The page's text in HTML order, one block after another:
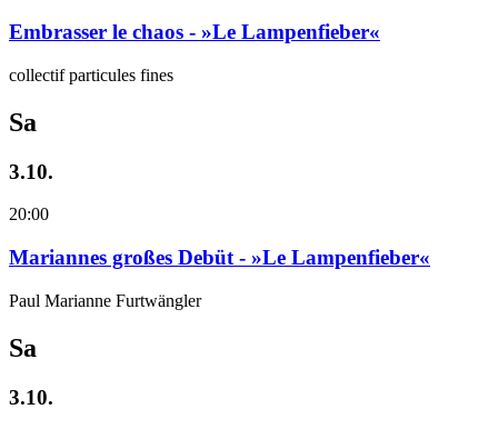
Embrasser le chaos - »Le Lampenfieber«
collectif particules fines
Sa
3.10.
20:00
Mariannes großes Debüt - »Le Lampenfieber«
Paul Marianne Furtwängler
Sa
3.10.